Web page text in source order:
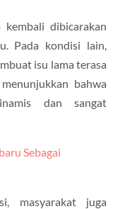
kembali dibicarakan
Pada kondisi lain,
isu lama terasa
bahwa
dan sangat
Sebagai
masyarakat juga